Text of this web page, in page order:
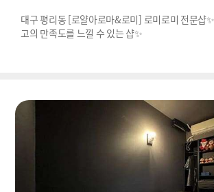
대구 평리동 [로얄아로마&로미] 로미로미 전문샵
고의 만족도를 느낄 수 있는 샵✨